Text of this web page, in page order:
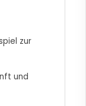
zur
und